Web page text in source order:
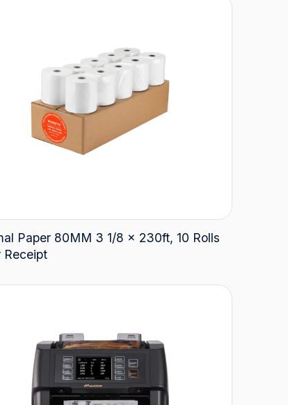
Paper 80MM 3 1/8 x 230ft, 10 Rolls
Receipt